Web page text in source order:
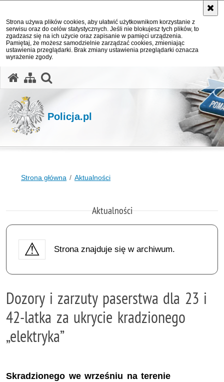
Strona używa plików cookies, aby ułatwić użytkownikom korzystanie z
serwisu oraz do celów statystycznych. Jeśli nie blokujesz tych plików, to
zgadzasz się na ich użycie oraz zapisanie w pamięci urządzenia.
Pamiętaj, że możesz samodzielnie zarządzać cookies, zmieniając
ustawienia przeglądarki. Brak zmiany ustawienia przeglądarki oznacza
wyrażenie zgody.
Policja.pl
Strona główna Aktualności
Aktualności
Strona znajduje się w archiwum.
Dozory i zarzuty paserstwa dla 23 i
42-latka za ukrycie kradzionego
„elektryka”
Skradzionego we wrześniu na terenie